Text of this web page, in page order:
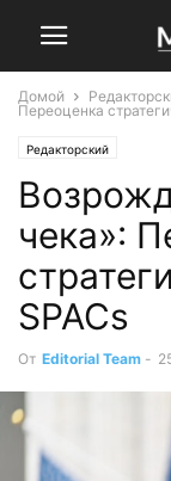
Домой
Переоценка
Редакторский
чека»:
SPACs
От Editorial Team -